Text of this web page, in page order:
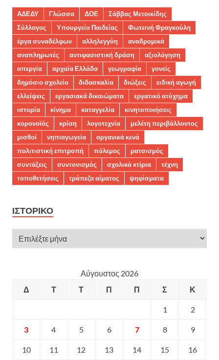
ΑΔΕΔΥ Γλώσσα ΔΟΕ
Σάββας Μετοικίδης
Σύλλογος
Υπουργείο Παιδείας
Φωτεινή Φραγκούλη
έργα συναδέλφων
αλληλεγγύη
αναδρομικά
αναπληρωτές
αντιφασιστική δράση
αξιολόγηση
απεργία
αρχαία Ελλάδα γεωγραφία
γονείς
δημόσιο σχολείο
διδασκαλία διώξεις
ειδική αγωγή
ελλείψεις
εργασιακά δικαιώματα
εργατικό ατύχημα
ιστορία
κίνημα καταγγελία
κινητοποιήσεις
κορονοϊός
κρίση λογοτεχνία
μελέτη περιβάλλοντος
μισθοί
νηπιαγωγεία
οργανικά κενά
πολιτιστική επιτροπή
πόλεμος
ρατσισμός
συντάξεις
συντονισμός σχολικά κτίρια
τέχνη
τοποθετήσεις
τράπεζα αίματος ψηφίσματα
ΙΣΤΟΡΙΚΌ
Αύγουστος 2026
Δ
Τ Τ Π Π Σ Κ
1 2
3 4 5 6 7 8 9
10 11 12 13 14 15 16